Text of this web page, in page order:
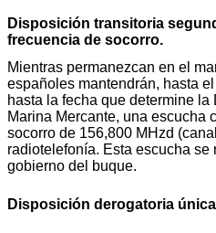
Disposición transitoria
frecuencia de socorro.
Mientras permanezcan en el
españoles mantendrán, hasta
hasta la fecha que determine
Marina Mercante, una escucha
socorro de 156,800 MHzd
radiotelefonía. Esta escucha
gobierno del buque.
Disposición derogatoria